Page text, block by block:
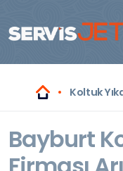
Koltuk
Bayburt